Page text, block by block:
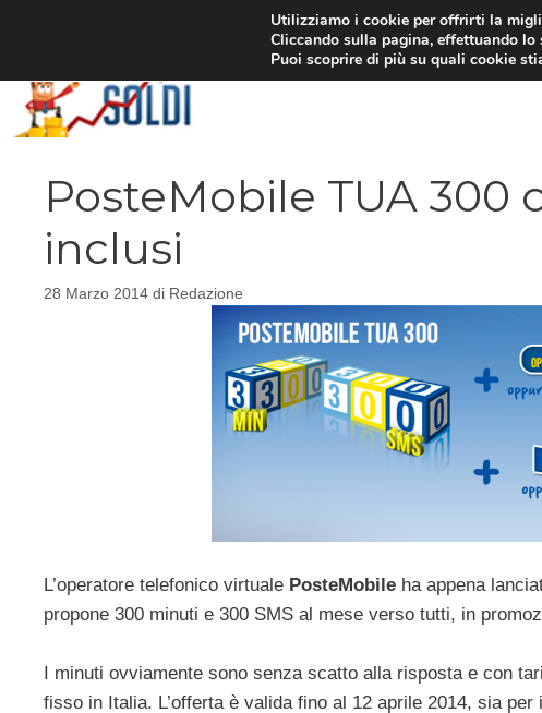
PosteMobile TUA 300
inclusi
28 Marzo 2014 di Redazione
L’operatore telefonico virtuale PosteMobile ha appena
propone 300 minuti e 300 SMS al mese verso tutti, in
I minuti ovviamente sono senza scatto alla risposta e con
fisso in Italia. L’offerta è valida fino al 12 aprile 2014, sia
Utilizziamo i cookie per offrirti la
Cliccando sulla pagina, effettuando
Puoi scoprire di più su quali cookie